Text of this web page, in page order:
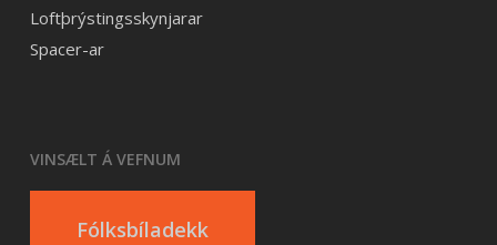
Loftþrýstingsskynjarar
Spacer-ar
VINSÆLT Á VEFNUM
Fólksbíladekk